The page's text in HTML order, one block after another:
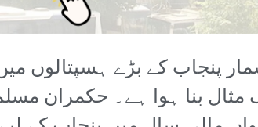
پنجاب کے بڑے ہسپتالوں
مثال بنا ہوا ہے۔ حکمران